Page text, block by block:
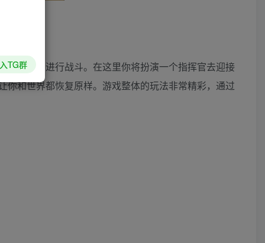
场景中进行战斗。在这里你将扮演一个指挥官去迎接
和世界都恢复原样。游戏整体的玩法非常精彩，通过
TG群